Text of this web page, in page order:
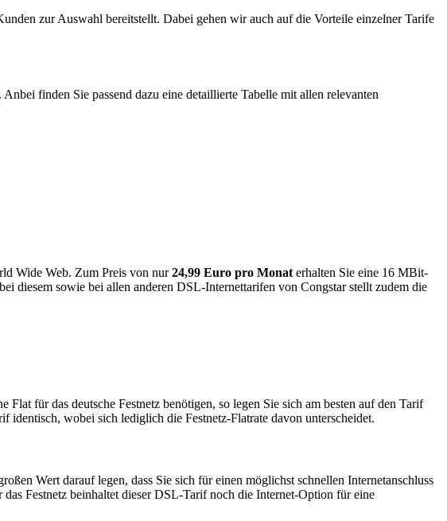
zur Auswahl bereitstellt. Dabei gehen wir auch auf die Vorteile einzelner Tarife
finden Sie passend dazu eine detaillierte Tabelle mit allen relevanten
Wide Web. Zum Preis von nur24,99 Euro pro Monat erhalten Sie eine 16 MBit-
diesem sowie bei allen anderen DSL-Internettarifen von Congstar stellt zudem die
für das deutsche Festnetz benötigen, so legen Sie sich am besten auf den Tarif
identisch, wobei sich lediglich die Festnetz-Flatrate davon unterscheidet.
Wert darauf legen, dass Sie sich für einen möglichst schnellen Internetanschluss
Festnetz beinhaltet dieser DSL-Tarif noch die Internet-Option für eine